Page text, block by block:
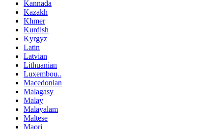
Kannada
Kazakh
Khmer
Kurdish
Kyrgyz
Latin
Latvian
Lithuanian
Luxembou..
Macedonian
Malagasy
Malay
Malayalam
Maltese
Maori